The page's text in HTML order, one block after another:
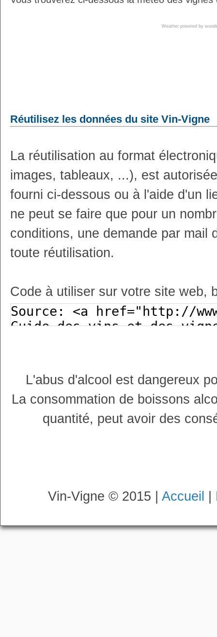
Weather powered by
Réutilisez les données du site Vin-Vigne
La réutilisation au format
images, tableaux, ...), est
fourni ci-dessous ou à l'aide d'un
ne peut se faire que pour un
conditions, une demande par mail
toute réutilisation.
Code à utiliser sur votre site web,
L'abus d'alcool est dangereux
La consommation de boissons
quantité, peut avoir des
Vin-Vigne © 2015 | Accueil